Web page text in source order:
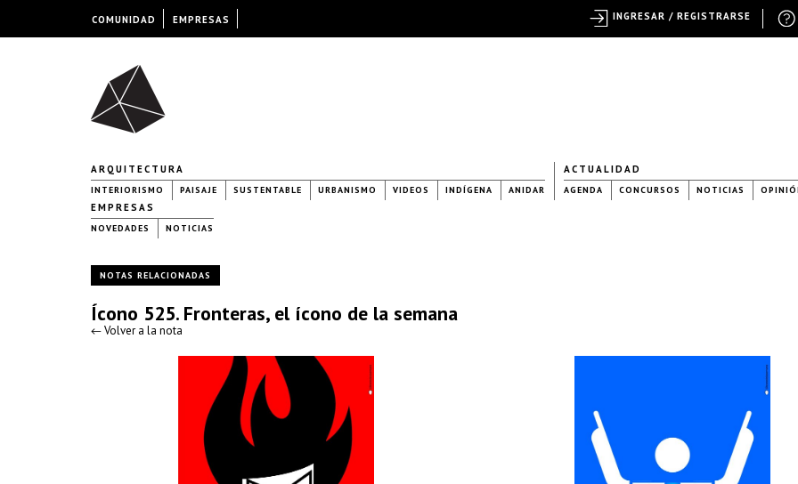
ARQUITECTURA
INTERIORISMO PAISAJE SUSTENTABLE URBANISMO VIDEOS INDÍGENA ANIDAR
ACTUALIDAD
AGENDA CONCURSOS NOTICIAS
EMPRESAS
NOVEDADES NOTICIAS
NOTAS RELACIONADAS
Ícono 525. Fronteras, el ícono de la semana
← Volver a la nota
COMUNIDAD EMPRESAS INGRESAR / REGISTRARSE